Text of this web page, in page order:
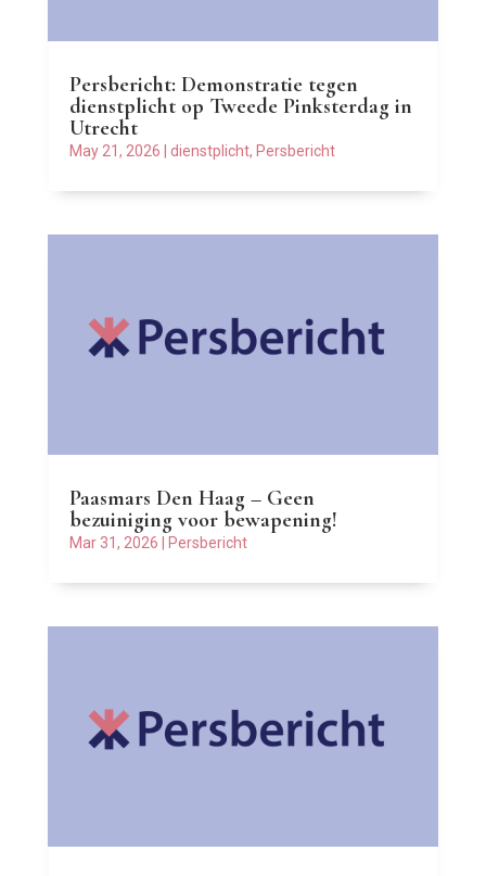
Persbericht: Demonstratie tegen
dienstplicht op Tweede Pinksterdag in
Utrecht
May 21, 2026 dienstplicht, Persbericht
Paasmars Den Haag – Geen
bezuiniging voor bewapening!
Mar 31, 2026 Persbericht